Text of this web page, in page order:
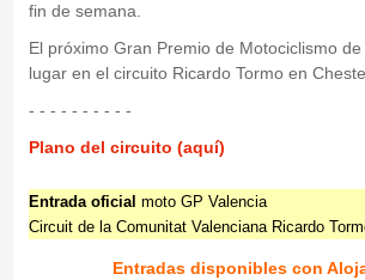
fin de semana.
El próximo Gran Premio de Motociclismo
lugar en el circuito Ricardo Tormo en
- - - - - - - - - -
Plano del circuito (aquí)
Entrada oficial moto GP Valencia
Circuit de la Comunitat Valenciana Ricardo
Entradas disponibles con